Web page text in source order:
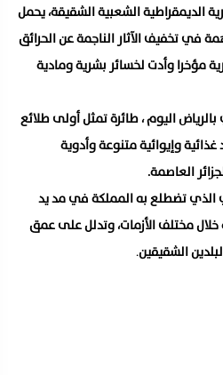
الديمقراطية الشعبية الشقيقة، يحمل
في تخفيف الآثار الناجمة عن الحرائق
مؤخرا وأدت لخسائر بشرية ومادية
اليوم ، طائرة تمثل أولى طلائع
وإيوائية متنوعة وأدوية
العاصمة.
الذي تضطلع به المملكة في مد يد
مختلف الأزمات، وتدلل على عمق
الشقيقين.